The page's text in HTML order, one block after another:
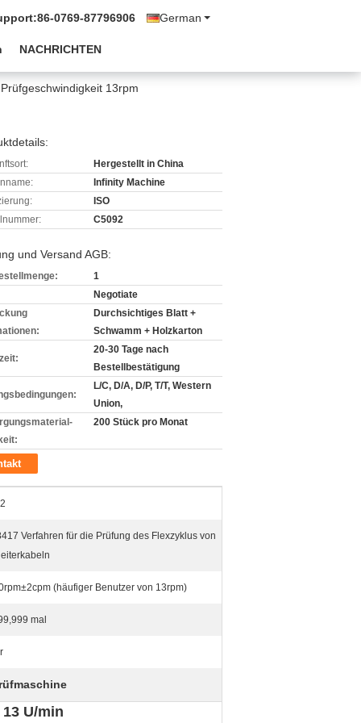
German
86-0769-87796906
NACHRICHTEN
13rpm
Hergestellt in China
Infinity Machine
ISO
C5092
und Versand AGB:
1
Negotiate
Durchsichtiges Blatt +
Schwamm + Holzkarton
20-30 Tage nach
Bestellbestätigung
L/C, D/A, D/P, T/T, Western
Union,
200 Stück pro Monat
Verfahren für die Prüfung des Flexzyklus von
(häufiger Benutzer von 13rpm)
mal
U/min